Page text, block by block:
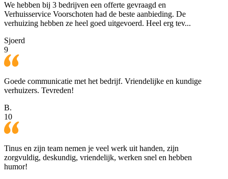
We hebben bij 3 bedrijven een offerte gevraagd en
Verhuisservice Voorschoten had de beste aanbieding. De
verhuizing hebben ze heel goed uitgevoerd. Heel erg tev...
Sjoerd
9
Goede communicatie met het bedrijf. Vriendelijke en kundige
verhuizers. Tevreden!
B.
10
Tinus en zijn team nemen je veel werk uit handen, zijn
zorgvuldig, deskundig, vriendelijk, werken snel en hebben
humor!